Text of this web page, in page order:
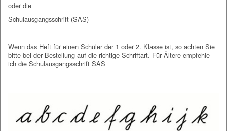
oder die
Schulausgangsschrift (SAS)
Wenn das Heft für einen Schüler der 1 oder 2. Klasse ist, so achten Sie
bitte bei der Bestellung auf die richtige Schriftart. Für Ältere empfehle
ich die Schulausgangsschrift SAS